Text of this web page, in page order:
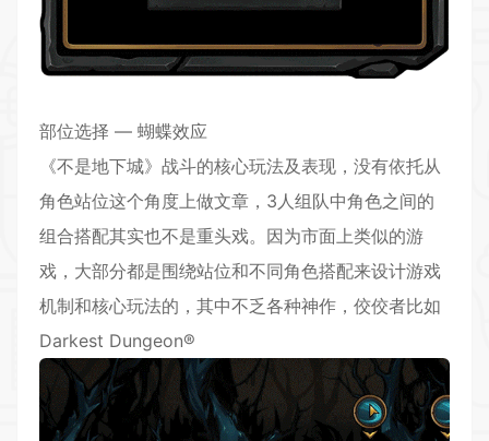
部位选择 — 蝴蝶效应
《不是地下城》战斗的核心玩法及表现，没有依托从
角色站位这个角度上做文章，3人组队中角色之间的
组合搭配其实也不是重头戏。因为市面上类似的游
戏，大部分都是围绕站位和不同角色搭配来设计游戏
机制和核心玩法的，其中不乏各种神作，佼佼者比如
Darkest Dungeon®